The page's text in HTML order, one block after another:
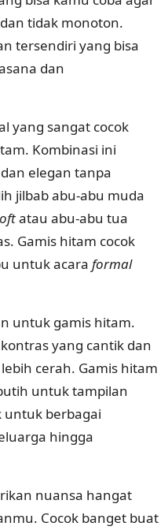
tidak monoton.
tersendiri yang bisa
dan
yang sangat cocok
Kombinasi ini
dan elegan tanpa
jilbab abu-abu muda
atau abu-abu tua
Gamis hitam cocok
untuk acara formal
untuk gamis hitam.
yang cantik dan
cerah. Gamis hitam
untuk tampilan
untuk berbagai
hingga
nuansa hangat
Cocok banget buat